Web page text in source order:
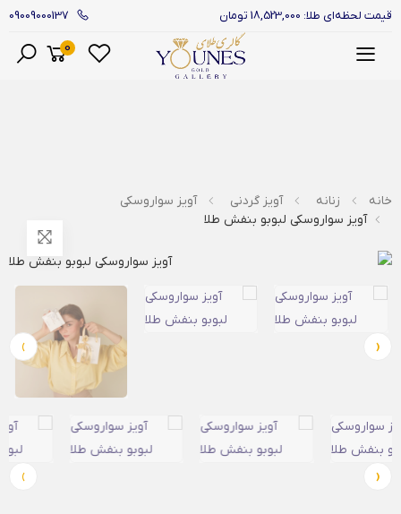
قیمت لحظه‌ای طلا: 18,523,000 تومان 09009000137
0
خانه زنانه آویز گردنی
آویز سواروسکی
آویز سواروسکی لبوبو بنفش طلا
‹
›
‹
›